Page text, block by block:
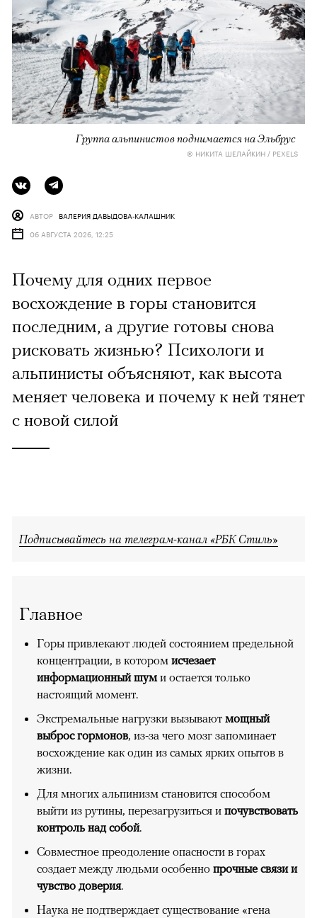
Группа альпинистов поднимается на Эльбрус
© НИКИТА ШЕЛАЙКИН / PEXELS
АВТОР ВАЛЕРИЯ ДАВЫДОВА-КАЛАШНИК
06 АВГУСТА 2026, 12:25
Почему для одних первое
восхождение в горы становится
последним, а другие готовы снова
рисковать жизнью? Психологи и
альпинисты объясняют, как высота
меняет человека и почему к ней тянет
с новой силой
Подписывайтесь на телеграм-канал «РБК Стиль»
Главное
Горы привлекают людей состоянием предельной
концентрации, в котором исчезает
информационный шуми остается только
настоящий момент.
Экстремальные нагрузки вызывают мощный
выброс гормонов, из-за чего мозг запоминает
восхождение как один из самых ярких опытов в
жизни.
Для многих альпинизм становится способом
выйти из рутины, перезагрузиться и почувствовать
контроль над собой.
Совместное преодоление опасности в горах
создает между людьми особенно прочные связи и
чувство доверия.
Наука не подтверждает существование «гена